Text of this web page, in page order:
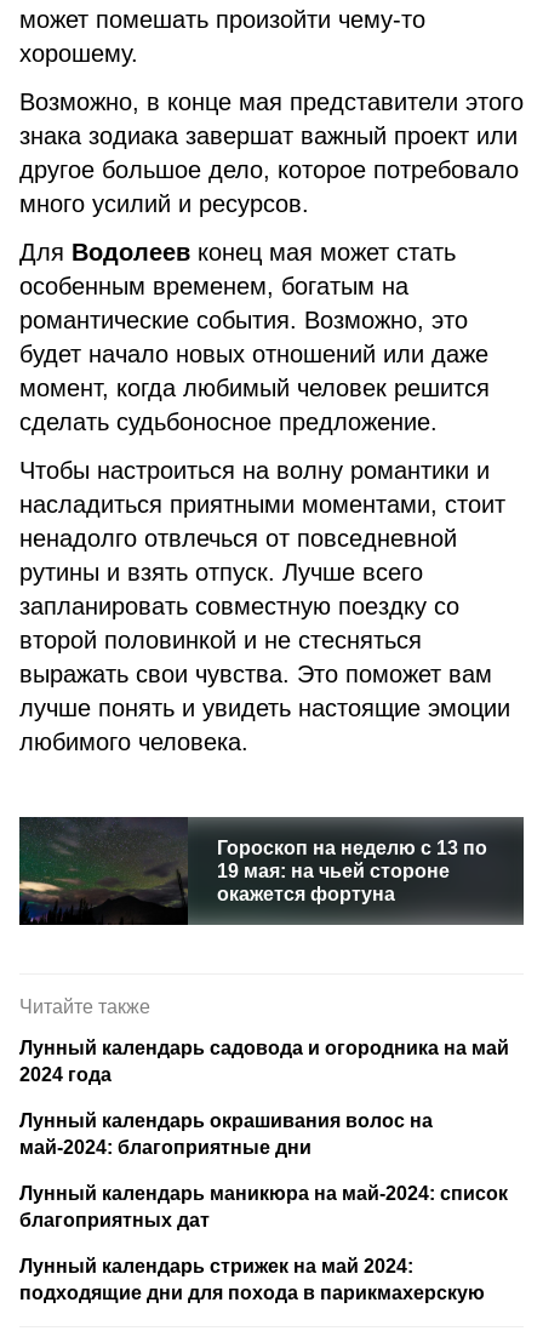
может помешать произойти чему-то
хорошему.
Возможно, в конце мая представители этого
знака зодиака завершат важный проект или
другое большое дело, которое потребовало
много усилий и ресурсов.
Для Водолеев конец мая может стать
особенным временем, богатым на
романтические события. Возможно, это
будет начало новых отношений или даже
момент, когда любимый человек решится
сделать судьбоносное предложение.
Чтобы настроиться на волну романтики и
насладиться приятными моментами, стоит
ненадолго отвлечься от повседневной
рутины и взять отпуск. Лучше всего
запланировать совместную поездку со
второй половинкой и не стесняться
выражать свои чувства. Это поможет вам
лучше понять и увидеть настоящие эмоции
любимого человека.
Гороскоп на неделю с 13 по
19 мая: на чьей стороне
окажется фортуна
Читайте также
Лунный календарь садовода и огородника на май
2024 года
Лунный календарь окрашивания волос на
май-2024: благоприятные дни
Лунный календарь маникюра на май-2024: список
благоприятных дат
Лунный календарь стрижек на май 2024:
подходящие дни для похода в парикмахерскую